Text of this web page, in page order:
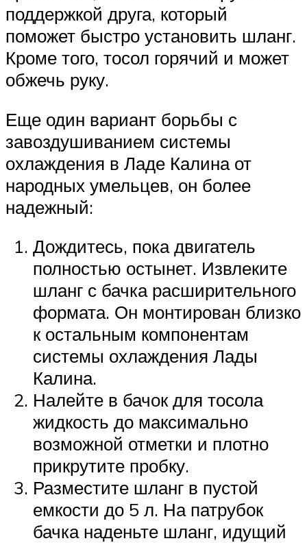
поддержкой друга, который
поможет быстро установить шланг.
Кроме того, тосол горячий и может
обжечь руку.
Еще один вариант борьбы с
завоздушиванием системы
охлаждения в Ладе Калина от
народных умельцев, он более
надежный:
Дождитесь, пока двигатель
полностью остынет. Извлеките
шланг с бачка расширительного
формата. Он монтирован близко
к остальным компонентам
системы охлаждения Лады
Калина.
Налейте в бачок для тосола
жидкость до максимально
возможной отметки и плотно
прикрутите пробку.
Разместите шланг в пустой
емкости до 5 л. На патрубок
бачка наденьте шланг, идущий